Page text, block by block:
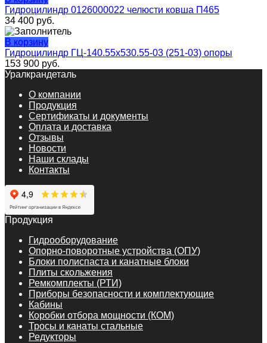
Гидроцилиндр 0126000022 челюсти ковша П465
34 400 руб.
В корзину
Гидроцилиндр ГЦ-140.55х530.55-03 (251-03) опоры
153 900 руб.
Уралкрандеталь
О компании
Продукция
Сертификаты и документы
Оплата и доставка
Отзывы
Новости
Наши склады
Контакты
Продукция
Гидрооборудование
Опорно-поворотные устройства (ОПУ)
Блоки полиспаста и канатные блоки
Плиты скольжения
Ремкомплекты (РТИ)
Приборы безопасности и комплектующие
Кабины
Коробки отбора мощности (КОМ)
Тросы и канаты стальные
Редукторы